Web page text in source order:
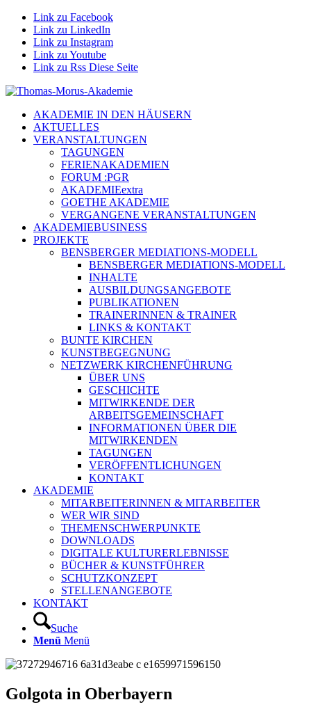
Link zu Facebook
Link zu LinkedIn
Link zu Instagram
Link zu Youtube
Link zu Rss Diese Seite
AKADEMIE IN DEN HÄUSERN
AKTUELLES
VERANSTALTUNGEN
TAGUNGEN
FERIENAKADEMIEN
FORUM :PGR
AKADEMIEextra
GOETHE AKADEMIE
VERGANGENE VERANSTALTUNGEN
AKADEMIEBUSINESS
PROJEKTE
BENSBERGER MEDIATIONS-MODELL
BENSBERGER MEDIATIONS-MODELL
INHALTE
AUSBILDUNGSANGEBOTE
PUBLIKATIONEN
TRAINERINNEN & TRAINER
LINKS & KONTAKT
BUNTE KIRCHEN
KUNSTBEGEGNUNG
NETZWERK KIRCHENFÜHRUNG
ÜBER UNS
GESCHICHTE
MITWIRKENDE DER
ARBEITSGEMEINSCHAFT
INFORMATIONEN ÜBER DIE
MITWIRKENDEN
TAGUNGEN
VERÖFFENTLICHUNGEN
KONTAKT
AKADEMIE
MITARBEITERINNEN & MITARBEITER
WER WIR SIND
THEMENSCHWERPUNKTE
DOWNLOADS
DIGITALE KULTURERLEBNISSE
BÜCHER & KUNSTFÜHRER
SCHUTZKONZEPT
STELLENANGEBOTE
KONTAKT
Suche
Menü Menü
Golgota in Oberbayern